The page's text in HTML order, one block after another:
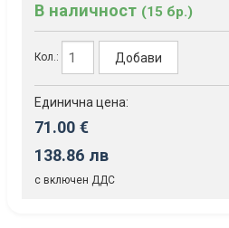
В наличност (15 бр.)
Кол.: Добави
Единична цена:
71.00 €
138.86 лв
с включен ДДС